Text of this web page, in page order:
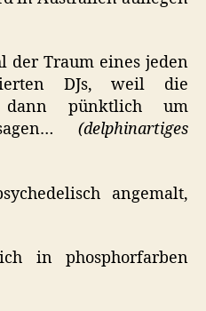
der Traum eines jeden
DJs, weil die
dann pünktlich um
(delphinartiges
angemalt,
in phosphorfarben